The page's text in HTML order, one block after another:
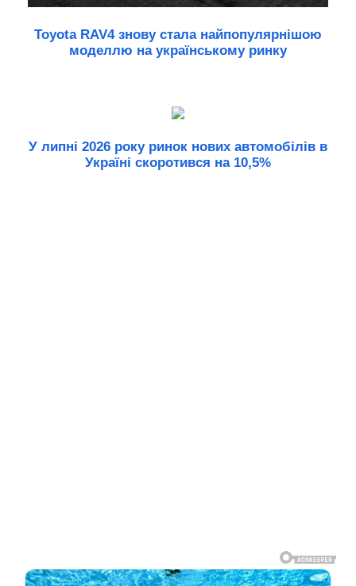
Toyota RAV4 знову стала найпопулярнішою
моделлю на українському ринку
У липні 2026 року ринок нових автомобілів в
Україні скоротився на 10,5%